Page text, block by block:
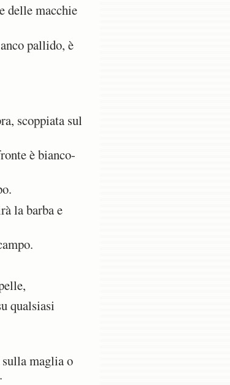
delle macchie
pallido, è
scoppiata sul
è bianco-
la barba e
qualsiasi
maglia o